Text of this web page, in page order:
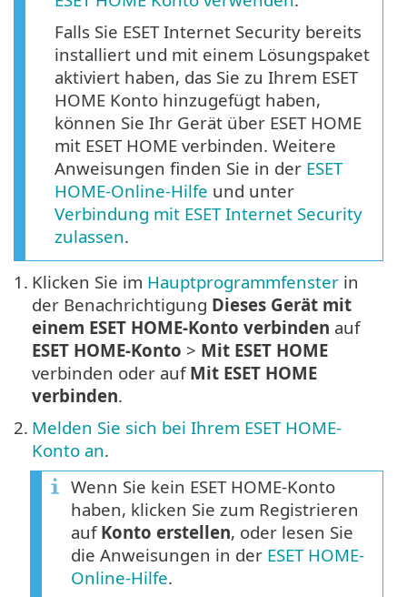
Falls Sie ESET Internet Security bereits
installiert und mit einem Lösungspaket
aktiviert haben, das Sie zu Ihrem ESET
HOME Konto hinzugefügt haben,
können Sie Ihr Gerät über ESET HOME
mit ESET HOME verbinden. Weitere
Anweisungen finden Sie in der ESET
HOME-Online-Hilfe und unter
Verbindung mit ESET Internet Security
zulassen.
1. Klicken Sie im Hauptprogrammfenster in
der Benachrichtigung Dieses Gerät mit
einem ESET HOME-Konto verbinden auf
ESET HOME-Konto > Mit ESET HOME
verbinden oder auf Mit ESET HOME
verbinden.
2. Melden Sie sich bei Ihrem ESET HOME-
Konto an.
Wenn Sie kein ESET HOME-Konto
haben, klicken Sie zum Registrieren
auf Konto erstellen, oder lesen Sie
die Anweisungen in der ESET HOME-
Online-Hilfe.